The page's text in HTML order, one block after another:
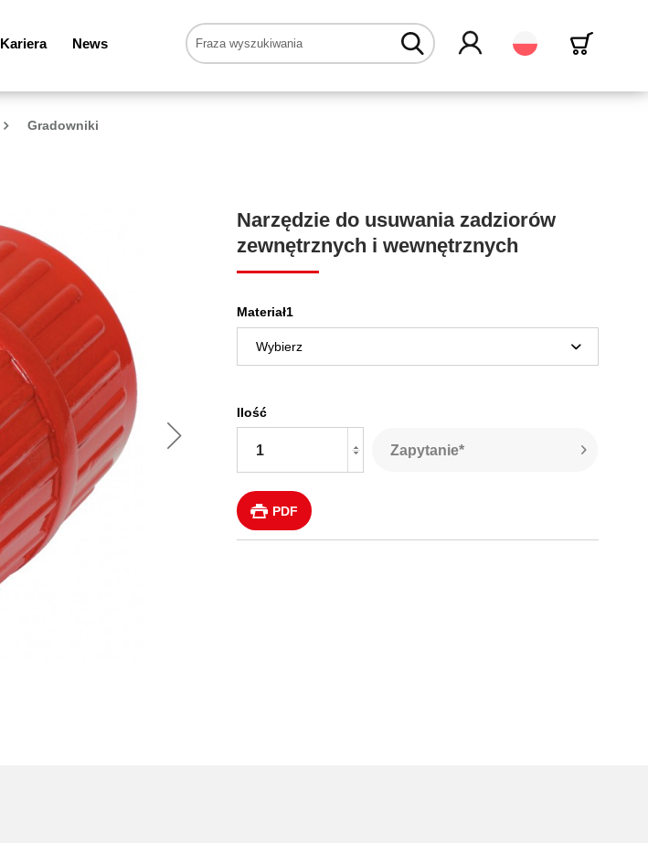
Kariera News Polski
Gradowniki
Narzędzie do usuwania zadziorów
zewnętrznych i wewnętrznych
Materiał1
Ilość
Zapytanie*
PDF